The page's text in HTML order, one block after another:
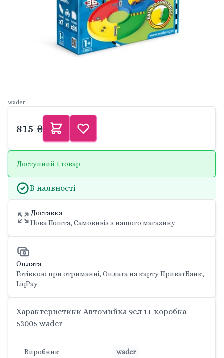
wader
815 ₴
Доступний 1 товар
В наявності
Доставка
Нова Пошта, Самовивіз з нашого магазину
Оплата
Готівкою при отриманні, Оплата на карту ПриватБанк,
LiqPay
Характеристики Автомийка 9ел 1+ коробка
53005 wader
Виробник
wader